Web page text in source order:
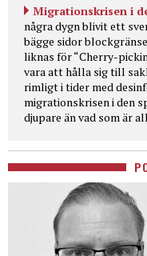
Migrationskrisen i
några dygn blivit ett
bägge sidor
liknas för “Cherry-
vara att hålla sig till
rimligt i tider med
migrationskrisen i den
djupare än vad som är